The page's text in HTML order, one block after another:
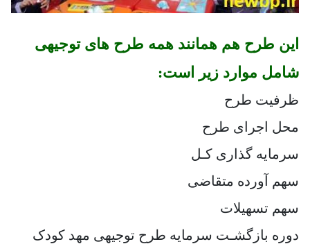
این طرح هم همانند همه طرح های توجیهی
شامل موارد زیر است:
ظرفیت طرح
محل اجرای طرح
سرمایه گذاری کـل
سهم آورده متقاضی
سهم تسهیلات
دوره بازگشـت سرمایه طرح توجیهی مهد کودک